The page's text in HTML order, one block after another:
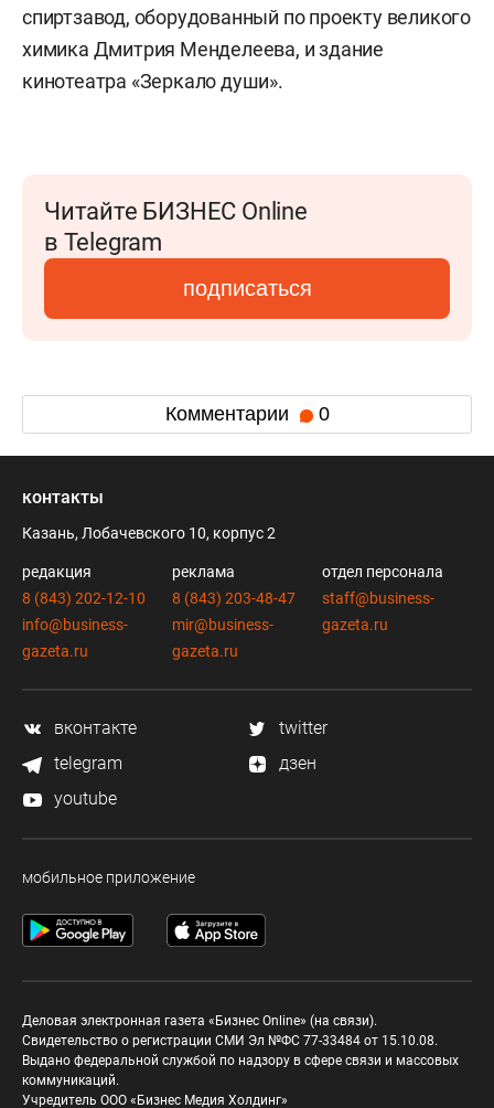
спиртзавод, оборудованный по проекту великого
химика Дмитрия Менделеева, и здание
кинотеатра «Зеркало души».
Читайте БИЗНЕС Online
в Telegram
подписаться
Комментарии 0
контакты
Казань, Лобачевского 10, корпус 2
редакция
8 (843) 202-12-10
info@business-
gazeta.ru
реклама
8 (843) 203-48-47
mir@business-
gazeta.ru
отдел персонала
staff@business-
gazeta.ru
вконтакте
twitter
telegram
дзен
youtube
мобильное приложение
Деловая электронная газета «Бизнес Online» (на связи).
Свидетельство о регистрации СМИ Эл №ФС 77-33484 от 15.10.08.
Выдано федеральной службой по надзору в сфере связи и массовых
коммуникаций.
Учредитель ООО «Бизнес Медия Холдинг»